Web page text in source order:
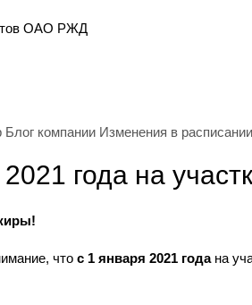
ОАО РЖД
Блог компании Изменения в расписании
года на
что с 1 января 2021 годана